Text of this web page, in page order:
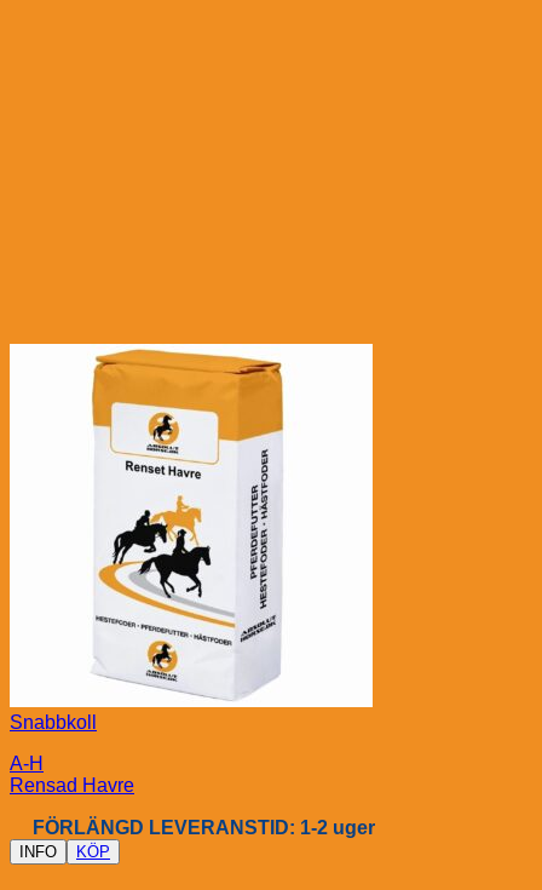
Snabbkoll
A-H
Rensad Havre
FÖRLÄNGD LEVERANSTID: 1-2 uger
INFO KÖP